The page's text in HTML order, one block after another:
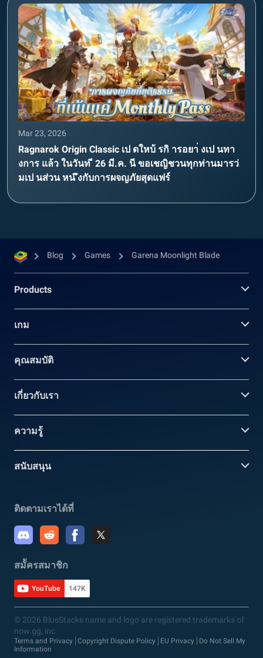
Mar 23, 2026
Ragnarok Origin Classic เป ดใหบ้ รกิ ารอยา่ งเป นทา
งการ แล้ว ในวันท ี 26 มี.ค. นี ขอเชญิชวนทุกท่านมารว่
มเป นส่วน หน ึงกับการผจญภัยสุดแฟร์
Blog Games Garena Moonlight Blade
Products
เกม
คุณสมบัติ
เกี่ยวกับเรา
ความรู้
สนับสนุน
ติดตามเราได้ที่
สมััครสมาชิก
YouTube 147K
© 2026 BlueStacks name and logo are registered trademarks of
now.gg, inc
Terms and Privacy Copyright Dispute Policy EU Privacy
Do Not Sell My
Information